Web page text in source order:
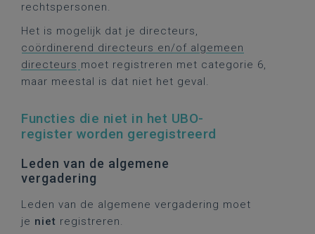
rechtspersonen.
Het is mogelijk dat je directeurs,
coördinerend directeurs en/of algemeen
directeurs moet registreren met categorie 6,
maar meestal is dat niet het geval.
Functies die niet in het UBO-
register worden geregistreerd
Leden van de algemene
vergadering
Leden van de algemene vergadering moet
je niet registreren.